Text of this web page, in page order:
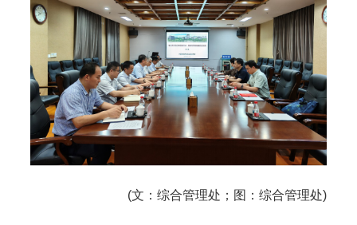
(文：综合管理处；图：综合管理处)